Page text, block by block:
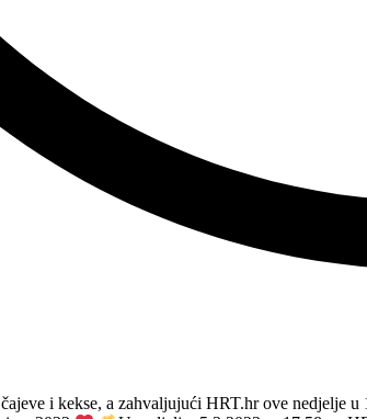
i kekse, a zahvaljujući HRT.hr ove